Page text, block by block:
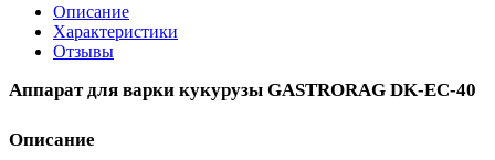
Описание
Характеристики
Отзывы
Аппарат для варки кукурузы GASTRORAG DK-EC-40
Описание